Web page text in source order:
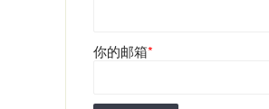
你的邮箱*